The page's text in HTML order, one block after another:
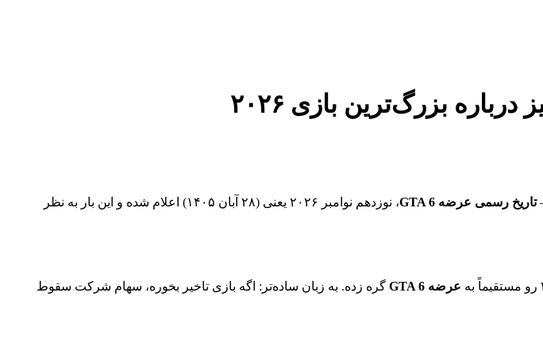
تاریخ رسمی عرضه GTA 6
، نوزدهم نوامبر ۲۰۲۶ یعنی (۲۸ آبان ۱۴۰۵) اعلام شده و این بار به نظر
عرضه GTA 6
گره زده. به زبان ساده‌تر: اگه بازی تاخیر بخوره، سهام شرکت سقوط